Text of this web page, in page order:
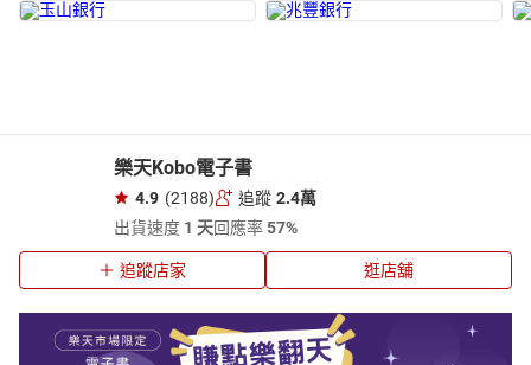
樂天Kobo電子書
4.9 (2188) 追蹤 2.4萬
出貨速度 1 天回應率57%
追蹤店家 逛店舖